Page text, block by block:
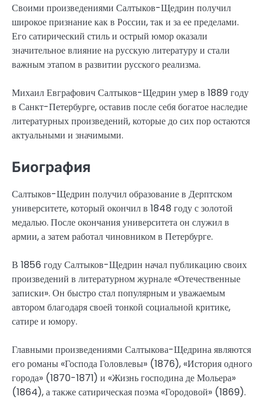
Своими произведениями Салтыков-Щедрин получил
широкое признание как в России, так и за ее пределами.
Его сатирический стиль и острый юмор оказали
значительное влияние на русскую литературу и стали
важным этапом в развитии русского реализма.
Михаил Евграфович Салтыков-Щедрин умер в 1889 году
в Санкт-Петербурге, оставив после себя богатое наследие
литературных произведений, которые до сих пор остаются
актуальными и значимыми.
Биография
Салтыков-Щедрин получил образование в Дерптском
университете, который окончил в 1848 году с золотой
медалью. После окончания университета он служил в
армии, а затем работал чиновником в Петербурге.
В 1856 году Салтыков-Щедрин начал публикацию своих
произведений в литературном журнале «Отечественные
записки». Он быстро стал популярным и уважаемым
автором благодаря своей тонкой социальной критике,
сатире и юмору.
Главными произведениями Салтыкова-Щедрина являются
его романы «Господа Головлевы» (1876), «История одного
города» (1870-1871) и «Жизнь господина де Мольера»
(1864), а также сатирическая поэма «Городовой» (1869).